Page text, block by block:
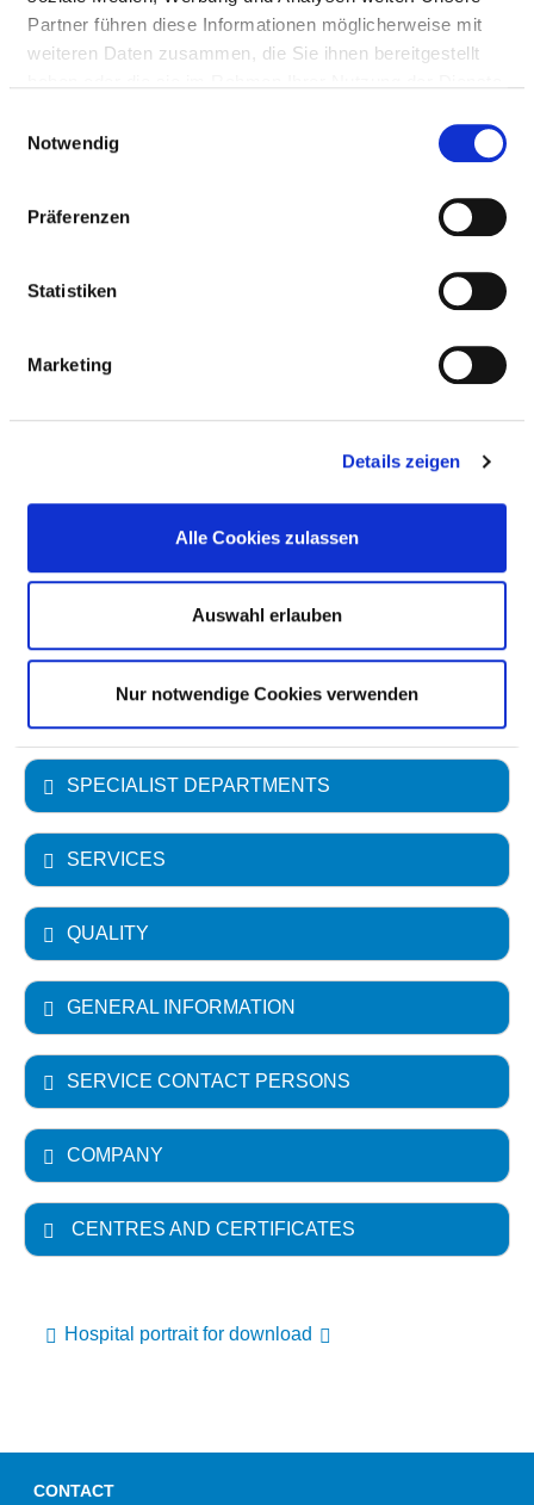
Partner führen diese Informationen möglicherweise mit
weiteren Daten zusammen, die Sie ihnen bereitgestellt
Notwendig
Präferenzen
Statistiken
Marketing
Details zeigen
Alle Cookies zulassen
Auswahl erlauben
Nur notwendige Cookies verwenden
Approach
BASIC INFORMATION
Number of beds: 698
Number of partial inpatient cases: 1.235
Number of outpatient cases: 34.870
Hospital owners: Evangelisches Krankenhaus
Type of provider: freigemeinnützig
Academic teaching hospital
Charité Universitätsmedizin Berlin
SPECIALIST DEPARTMENTS
SERVICES
QUALITY
GENERAL INFORMATION
SERVICE CONTACT PERSONS
COMPANY
CENTRES AND CERTIFICATES
Hospital portrait for download
CONTACT